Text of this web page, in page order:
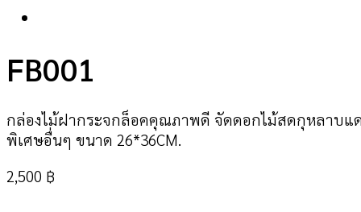
FB001
กล่องไม้ฝากระจกล็อคคุณภาพดี จัดดอกไม้สดกุหลาบแ
พิเศษอื่นๆ ขนาด 26*36CM.
2,500 ฿